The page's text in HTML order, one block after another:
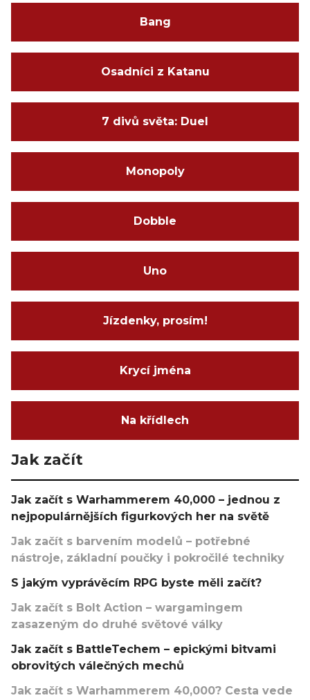
Bang
Osadníci z Katanu
7 divů světa: Duel
Monopoly
Dobble
Uno
Jízdenky, prosím!
Krycí jména
Na křídlech
Jak začít
Jak začít s Warhammerem 40,000 – jednou z
nejpopulárnějších figurkových her na světě
Jak začít s barvením modelů – potřebné
nástroje, základní poučky i pokročilé techniky
S jakým vyprávěcím RPG byste měli začít?
Jak začít s Bolt Action – wargamingem
zasazeným do druhé světové války
Jak začít s BattleTechem – epickými bitvami
obrovitých válečných mechů
Jak začít s Warhammerem 40,000? Cesta vede